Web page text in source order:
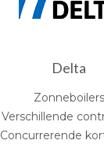
Delta
Zonneboilers
Verschillende
Concurrerende